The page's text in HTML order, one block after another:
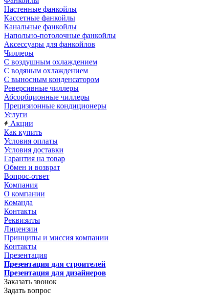
Настенные фанкойлы
Кассетные фанкойлы
Канальные фанкойлы
Напольно-потолочные фанкойлы
Аксессуары для фанкойлов
Чиллеры
С воздушным охлаждением
С водяным охлаждением
С выносным конденсатором
Реверсивные чиллеры
Абсорбционные чиллеры
Прецизионные кондиционеры
Услуги
Акции
Как купить
Условия оплаты
Условия доставки
Гарантия на товар
Обмен и возврат
Вопрос-ответ
Компания
О компании
Команда
Контакты
Реквизиты
Лицензии
Принципы и миссия компании
Контакты
Презентация
Презентация для строителей
Презентация для дизайнеров
Заказать звонок
Задать вопрос